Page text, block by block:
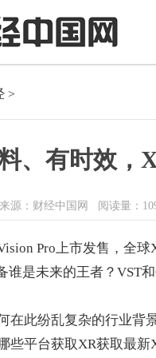
>
、有时效，
来源：财经中国网 阅读量：
Pro上市发售，全
谁是未来的王者？VST
在此纷乱复杂的行业背
些平台获取XR获取最新